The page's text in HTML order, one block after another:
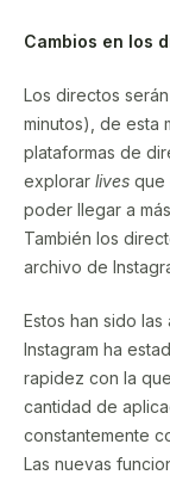
Cambios en los
Los directos
minutos), de esta
plataformas de
explorar lives que
poder llegar a
También los
archivo de
Estos han sido las
Instagram ha
rapidez con la
cantidad de
constantemente
Las nuevas